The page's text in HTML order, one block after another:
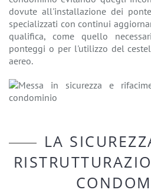
dovute all'installazione dei
specializzati con continui
qualifica, come quello
ponteggi o per l'utilizzo del
aereo.
LA